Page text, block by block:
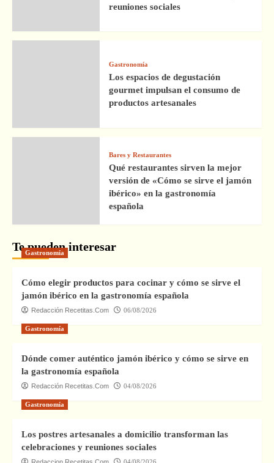
reuniones sociales
Gastronomía
Los espacios de degustación
gourmet impulsan el consumo de
productos artesanales
Bares y Restaurantes
Qué restaurantes sirven la mejor
versión de «Cómo se sirve el jamón
ibérico» en la gastronomía
española
Te pueden interesar
Gastronomía
Cómo elegir productos para cocinar y cómo se sirve el
jamón ibérico en la gastronomía española
Redacción Recetitas.Com 06/08/2026
Gastronomía
Dónde comer auténtico jamón ibérico y cómo se sirve en
la gastronomía española
Redacción Recetitas.Com 04/08/2026
Gastronomía
Los postres artesanales a domicilio transforman las
celebraciones y reuniones sociales